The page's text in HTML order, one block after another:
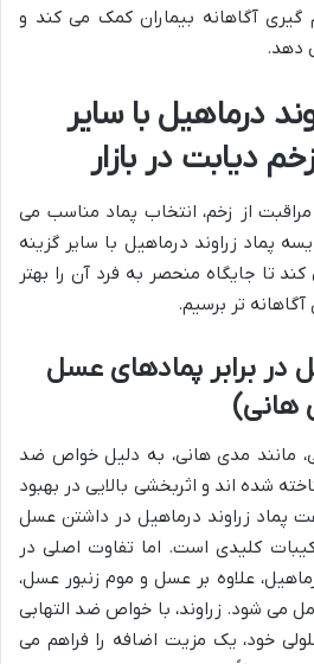
آگاهانه بیماران کمک می کند و
دهد.
درماهیل با سایر
دیابت در بازار
از زخم، انتخاب پماد مناسب می
پماد زراوند درماهیل با سایر گزینه
تا جایگاه منحصر به فرد آن را بهتر
تر برسیم.
در برابر پمادهای عسل
هانی)
مانند مدی هانی، به دلیل خواص ضد
شده اند و اثربخشی بالایی در بهبود
پماد زراوند درماهیل در داشتن عسل
کلیدی است. اما تفاوت اصلی در
علاوه بر عسل و موم زنبور عسل،
می شود. زراوند، با خواص ضد التهابی
خود، یک مزیت اضافه را فراهم می